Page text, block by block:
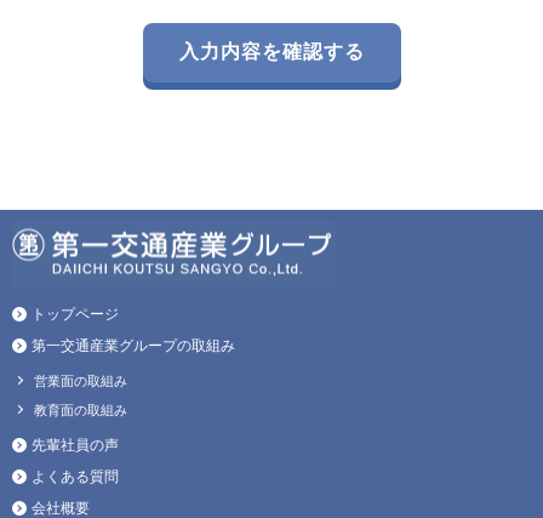
トップページ
第一交通産業グループの取組み
営業面の取組み
教育面の取組み
先輩社員の声
よくある質問
会社概要